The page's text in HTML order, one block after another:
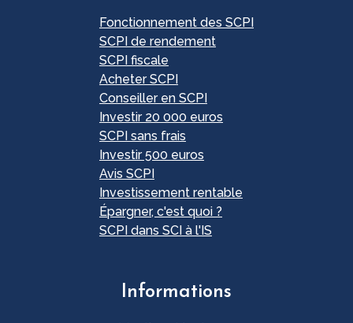
Fonctionnement des SCPI
SCPI de rendement
SCPI fiscale
Acheter SCPI
Conseiller en SCPI
Investir 20 000 euros
SCPI sans frais
Investir 500 euros
Avis SCPI
Investissement rentable
Épargner, c'est quoi ?
SCPI dans SCI à l'IS
Informations